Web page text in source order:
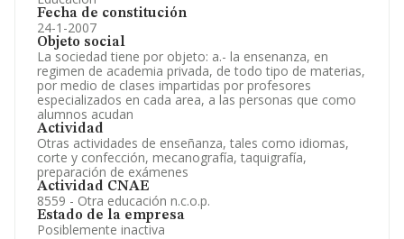
Fecha de constitución
24-1-2007
Objeto social
La sociedad tiene por objeto: a.- la ensenanza, en
regimen de academia privada, de todo tipo de materias,
por medio de clases impartidas por profesores
especializados en cada area, a las personas que como
alumnos acudan
Actividad
Otras actividades de enseñanza, tales como idiomas,
corte y confección, mecanografía, taquigrafía,
preparación de exámenes
Actividad CNAE
8559 - Otra educación n.c.o.p.
Estado de la empresa
Posiblemente inactiva